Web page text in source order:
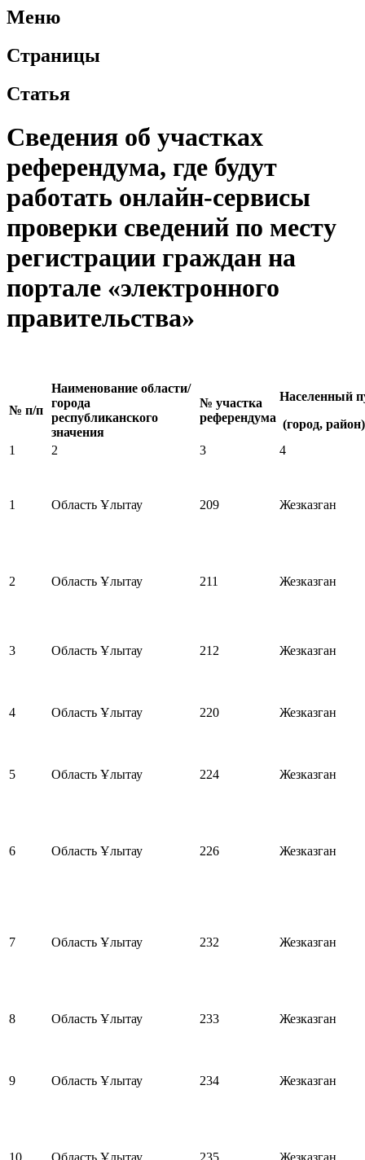
Меню
Страницы
Статья
Сведения об участках
референдума, где будут
работать онлайн-сервисы
проверки сведений по месту
регистрации граждан на
портале «электронного
правительства»
№ п/п
Наименование области/
города
республиканского
значения
№ участка
референдума
Населенный
(город, район)
1
2 3 4
1 Область Ұлытау 209 Жезказган
2 Область Ұлытау 211 Жезказган
3 Область Ұлытау 212 Жезказган
4 Область Ұлытау 220 Жезказган
5 Область Ұлытау 224 Жезказган
6 Область Ұлытау 226 Жезказган
7 Область Ұлытау 232 Жезказган
8 Область Ұлытау 233 Жезказган
9 Область Ұлытау 234 Жезказган
10 Область Ұлытау 235 Жезказган